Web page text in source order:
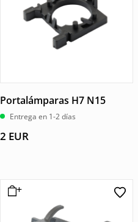
Portalámparas H7 N15
Entrega en 1-2 días
2 EUR